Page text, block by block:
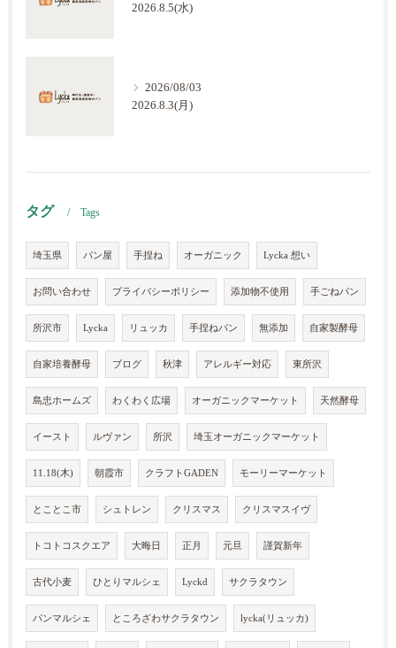
2026.8.5(水)
2026/08/03
2026.8.3(月)
タグ Tags
埼玉県 パン屋 手捏ね オーガニック Lycka 想い
お問い合わせ プライバシーポリシー 添加物不使用 手ごねパン
所沢市 Lycka リュッカ 手捏ねパン 無添加 自家製酵母
自家培養酵母 ブログ 秋津 アレルギー対応 東所沢
島忠ホームズ わくわく広場 オーガニックマーケット 天然酵母
イースト ルヴァン 所沢 埼玉オーガニックマーケット
11.18(木) 朝霞市 クラフトGADEN モーリーマーケット
とことこ市 シュトレン クリスマス クリスマスイヴ
トコトコスクエア 大晦日 正月 元旦 謹賀新年
古代小麦 ひとりマルシェ Lyckd サクラタウン
パンマルシェ ところざわサクラタウン lycka(リュッカ)